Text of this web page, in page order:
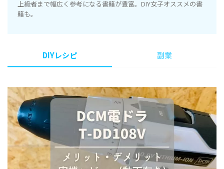
上級者まで幅広く参考になる書籍が豊富。DIY女子オススメの書
籍も。
DIYレシピ 副業